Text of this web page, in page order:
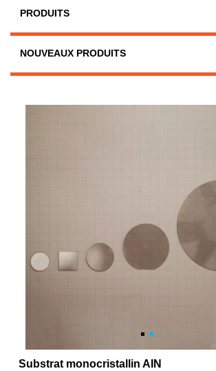
PRODUITS
NOUVEAUX PRODUITS
Substrat monocristallin AIN